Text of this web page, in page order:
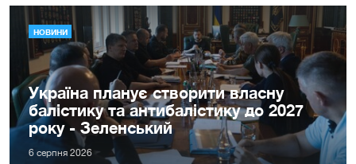
НОВИНИ
Україна планує створити власну
балістику та антибалістику до 2027
року - Зеленський
6 серпня 2026